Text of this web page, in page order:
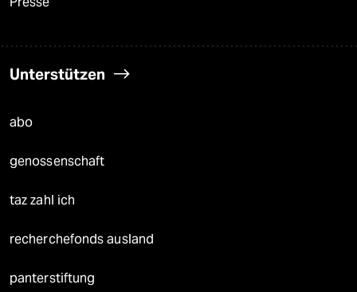
Unterstützen
abo
genossenschaft
taz zahl ich
recherchefonds ausland
panterstiftung